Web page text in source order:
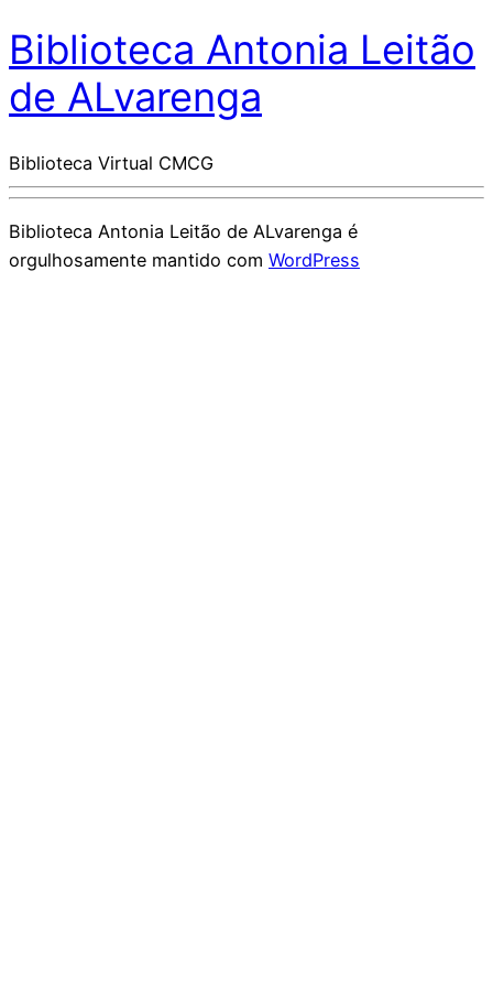
Biblioteca Antonia Leitão
de ALvarenga
Biblioteca Virtual CMCG
Biblioteca Antonia Leitão de ALvarenga é
orgulhosamente mantido com WordPress